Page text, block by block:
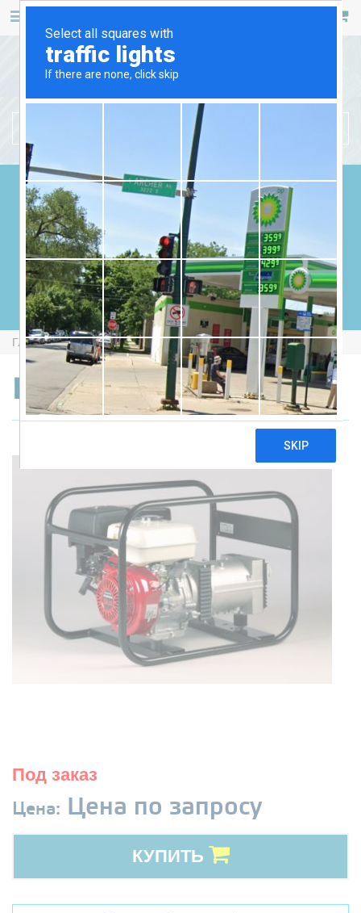
БЕНЗИНОВЫЕ ГЕНЕРАТОРЫ
ДИЗЕЛЬНЫЕ ГЕНЕРАТОРЫ
ГАЗОВЫЕ ГЕНЕРАТОРЫ
СВАРОЧНЫЕ ГЕНЕРАТОРЫ
ГЕНЕРАТОРЫ ОТ ВОМ
Главная Бензиновые Генераторы Europower EP4100
Europower EP4100
Под заказ
Цена: Цена по запросу
КУПИТЬ